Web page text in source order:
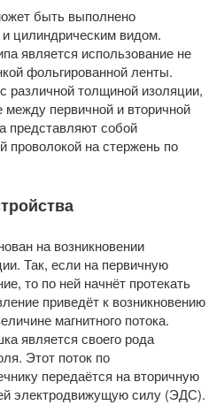
быть выполнено
цилиндрическим видом.
является использование не
фольгированной ленты.
различной толщиной изоляции,
первичной и вторичной
представляют собой
проволокой на стержень по
на возникновении
Так, если на первичную
то по ней начнёт протекать
приведёт к возникновению
магнитного потока.
является своего рода
Этот поток по
передаётся на вторичную
электродвижущую силу (ЭДС).